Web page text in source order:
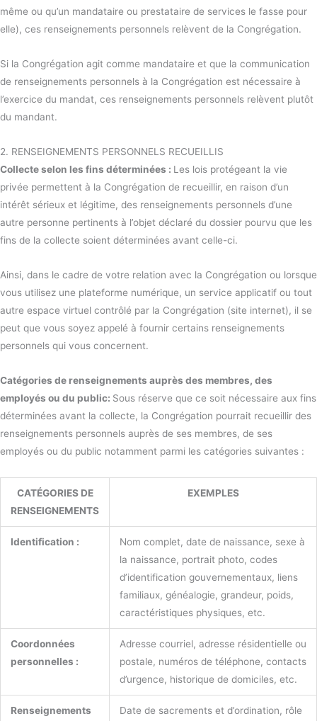
même ou qu’un mandataire ou prestataire de services le fasse pour
elle), ces renseignements personnels relèvent de la Congrégation.
Si la Congrégation agit comme mandataire et que la communication
de renseignements personnels à la Congrégation est nécessaire à
l’exercice du mandat, ces renseignements personnels relèvent plutôt
du mandant.
2. RENSEIGNEMENTS PERSONNELS RECUEILLIS
Collecte selon les fins déterminées : Les lois protégeant la vie
privée permettent à la Congrégation de recueillir, en raison d’un
intérêt sérieux et légitime, des renseignements personnels d’une
autre personne pertinents à l’objet déclaré du dossier pourvu que les
fins de la collecte soient déterminées avant celle-ci.
Ainsi, dans le cadre de votre relation avec la Congrégation ou lorsque
vous utilisez une plateforme numérique, un service applicatif ou tout
autre espace virtuel contrôlé par la Congrégation (site internet), il se
peut que vous soyez appelé à fournir certains renseignements
personnels qui vous concernent.
Catégories de renseignements auprès des membres, des
employés ou du public: Sous réserve que ce soit nécessaire aux fins
déterminées avant la collecte, la Congrégation pourrait recueillir des
renseignements personnels auprès de ses membres, de ses
employés ou du public notamment parmi les catégories suivantes :
CATÉGORIES DE
RENSEIGNEMENTS
EXEMPLES
Identification :
Nom complet, date de naissance, sexe à
la naissance, portrait photo, codes
d’identification gouvernementaux, liens
familiaux, généalogie, grandeur, poids,
caractéristiques physiques, etc.
Coordonnées
personnelles :
Adresse courriel, adresse résidentielle ou
postale, numéros de téléphone, contacts
d’urgence, historique de domiciles, etc.
Renseignements
Date de sacrements et d’ordination, rôle